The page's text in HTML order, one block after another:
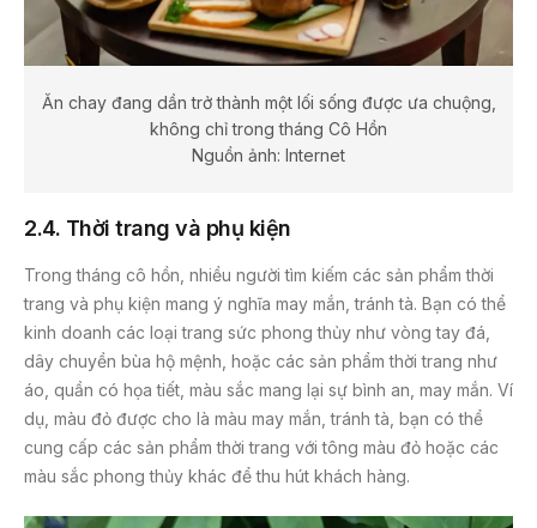
Ăn chay đang dần trở thành một lối sống được ưa chuộng,
không chỉ trong tháng Cô Hồn
Nguồn ảnh: Internet
2.4. Thời trang và phụ kiện
Trong tháng cô hồn, nhiều người tìm kiếm các sản phẩm thời
trang và phụ kiện mang ý nghĩa may mắn, tránh tà. Bạn có thể
kinh doanh các loại trang sức phong thủy như vòng tay đá,
dây chuyền bùa hộ mệnh, hoặc các sản phẩm thời trang như
áo, quần có họa tiết, màu sắc mang lại sự bình an, may mắn. Ví
dụ, màu đỏ được cho là màu may mắn, tránh tà, bạn có thể
cung cấp các sản phẩm thời trang với tông màu đỏ hoặc các
màu sắc phong thủy khác để thu hút khách hàng.